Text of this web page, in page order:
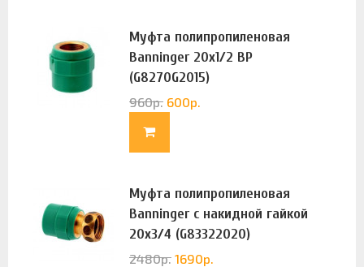
Муфта полипропиленовая
Banninger 20х1/2 ВР
(G8270G2015)
960р. 600р.
Муфта полипропиленовая
Banninger с накидной гайкой
20х3/4 (G83322020)
2480р. 1690р.